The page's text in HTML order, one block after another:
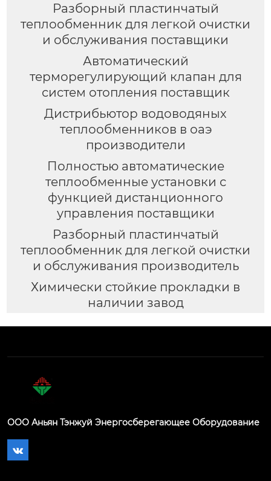
Разборный пластинчатый
теплообменник для легкой очистки
и обслуживания поставщики
Автоматический
терморегулирующий клапан для
систем отопления поставщик
Дистрибьютор водоводяных
теплообменников в оаэ
производители
Полностью автоматические
теплообменные установки с
функцией дистанционного
управления поставщики
Разборный пластинчатый
теплообменник для легкой очистки
и обслуживания производитель
Химически стойкие прокладки в
наличии завод
ООО Аньян Тэнжуй Энергосберегающее Оборудование
